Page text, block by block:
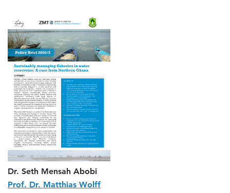
Dr. Seth Mensah Abobi
Prof. Dr. Matthias Wolff